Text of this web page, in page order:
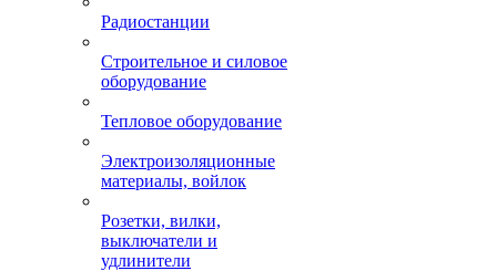
Радиостанции
Строительное и силовое
оборудование
Тепловое оборудование
Электроизоляционные
материалы, войлок
Розетки, вилки,
выключатели и
удлинители